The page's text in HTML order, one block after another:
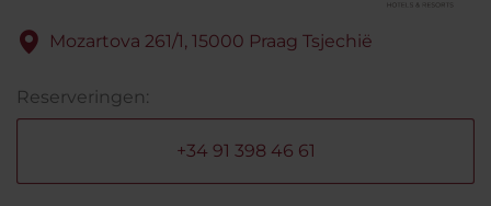
Mozartova 261/1, 15000 Praag Tsjechië
Reserveringen:
+34 91 398 46 61